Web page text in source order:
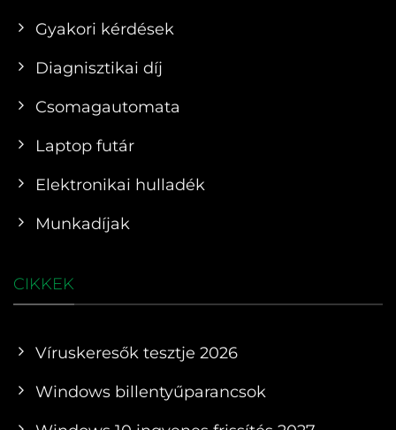
Gyakori kérdések
Diagnisztikai díj
Csomagautomata
Laptop futár
Elektronikai hulladék
Munkadíjak
CIKKEK
Víruskeresők tesztje 2026
Windows billentyűparancsok